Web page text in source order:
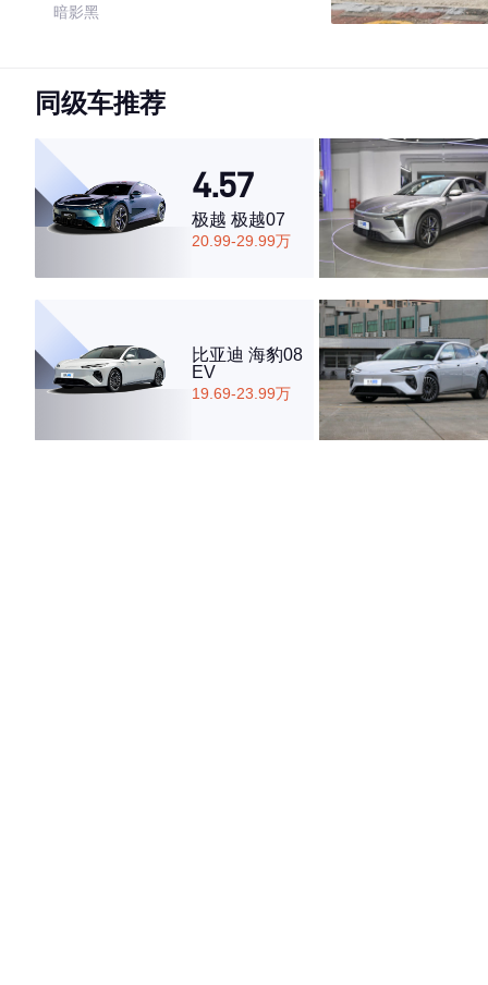
暗影黑
4.74
·外观表现一般，低于51%同级车
·内饰表现较为优秀，优于84%同级车
·空间表现较为优秀，优于52%同级车
同级车推荐
4.57
极越 极越07
20.99-29.99万
比亚迪 海豹08
EV
19.69-23.99万